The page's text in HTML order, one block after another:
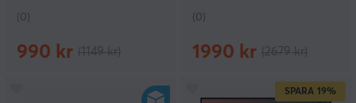
(0)
990 kr
(0)
1990 kr
SPARA 19%